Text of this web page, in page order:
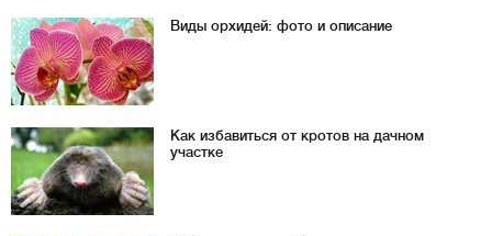
Виды орхидей: фото и описание
Как избавиться от кротов на дачном
участке